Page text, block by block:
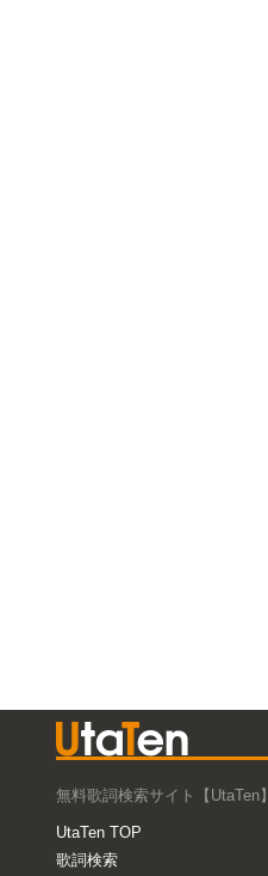
無料歌詞検索サイト【UtaTen】
UtaTen TOP
歌詞検索